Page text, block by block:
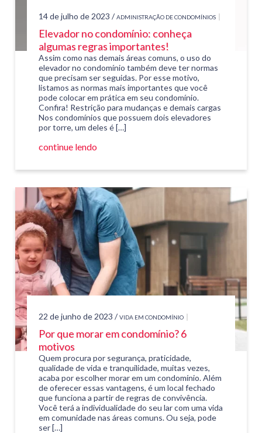
14 de julho de 2023 / ADMINISTRAÇÃO DE CONDOMÍNIOS
Elevador no condomínio: conheça
algumas regras importantes!
Assim como nas demais áreas comuns, o uso do
elevador no condomínio também deve ter normas
que precisam ser seguidas. Por esse motivo,
listamos as normas mais importantes que você
pode colocar em prática em seu condomínio.
Confira! Restrição para mudanças e demais cargas
Nos condomínios que possuem dois elevadores
por torre, um deles é […]
continue lendo
22 de junho de 2023 / VIDA EM CONDOMÍNIO
Por que morar em condomínio? 6
motivos
Quem procura por segurança, praticidade,
qualidade de vida e tranquilidade, muitas vezes,
acaba por escolher morar em um condomínio. Além
de oferecer essas vantagens, é um local fechado
que funciona a partir de regras de convivência.
Você terá a individualidade do seu lar com uma vida
em comunidade nas áreas comuns. Ou seja, pode
ser […]